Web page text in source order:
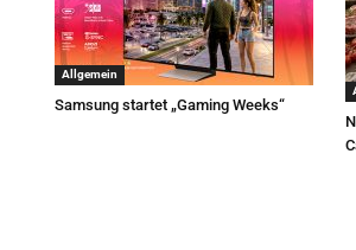
Allgemein
Samsung startet „Gaming Weeks“